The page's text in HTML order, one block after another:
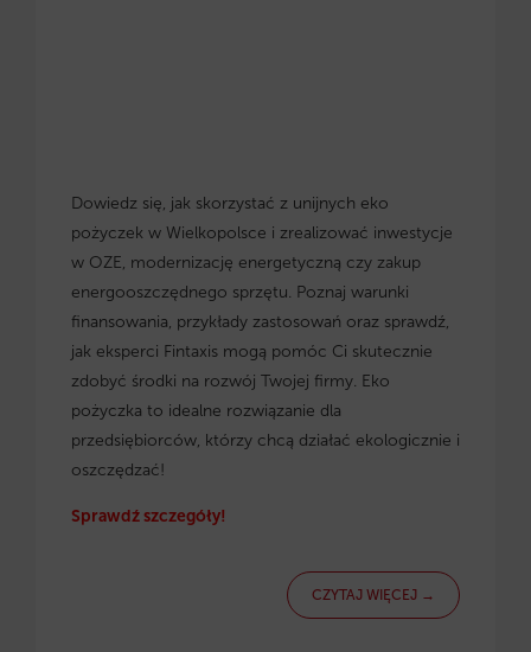
Dowiedz się, jak skorzystać z unijnych eko
pożyczek w Wielkopolsce i zrealizować inwestycje
w OZE, modernizację energetyczną czy zakup
energooszczędnego sprzętu. Poznaj warunki
finansowania, przykłady zastosowań oraz sprawdź,
jak eksperci Fintaxis mogą pomóc Ci skutecznie
zdobyć środki na rozwój Twojej firmy. Eko
pożyczka to idealne rozwiązanie dla
przedsiębiorców, którzy chcą działać ekologicznie i
oszczędzać!
Sprawdź szczegóły!
CZYTAJ WIĘCEJ →